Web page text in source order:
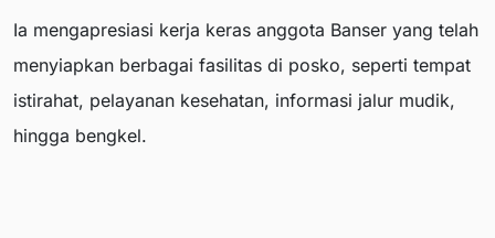
Ia mengapresiasi kerja keras anggota Banser yang telah
menyiapkan berbagai fasilitas di posko, seperti tempat
istirahat, pelayanan kesehatan, informasi jalur mudik,
hingga bengkel.